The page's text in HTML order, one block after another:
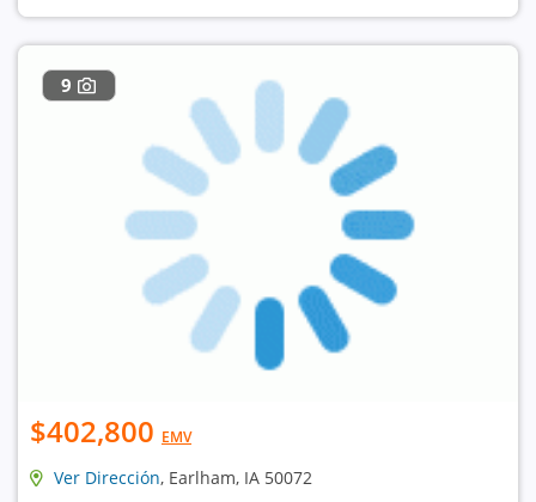
9
$402,800 EMV
Ver Dirección, Earlham, IA 50072